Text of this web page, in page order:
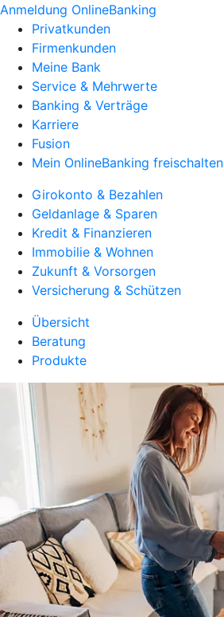
Anmeldung OnlineBanking
Privatkunden
Firmenkunden
Meine Bank
Service & Mehrwerte
Banking & Verträge
Karriere
Fusion
Mein OnlineBanking freischalten
Girokonto & Bezahlen
Geldanlage & Sparen
Kredit & Finanzieren
Immobilie & Wohnen
Zukunft & Vorsorgen
Versicherung & Schützen
Übersicht
Beratung
Produkte